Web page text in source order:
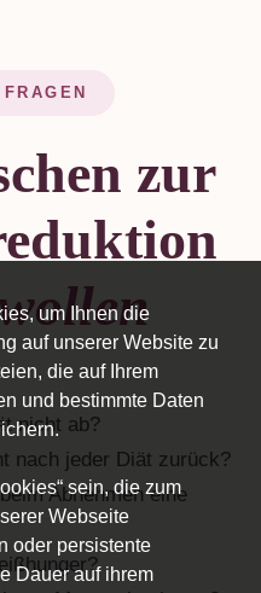
um Ihnen die
auf unserer Website zu
die auf Ihrem
und bestimmte Daten
sein, die zum
Webseite
oder persistente
Dauer auf ihrem
zur
nicht ab?
nach jeder Diät zurück?
Abnehmen eine